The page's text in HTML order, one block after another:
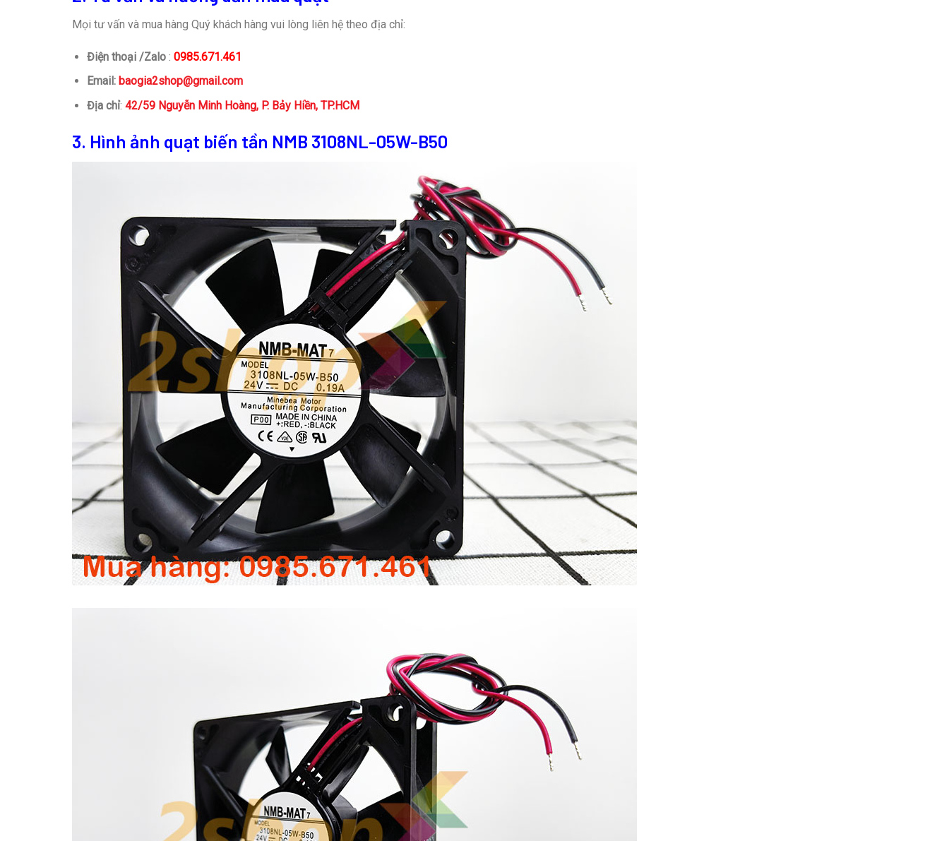
Mọi tư vấn và mua hàng Quý khách hàng vui lòng liên hệ theo địa chỉ:
Điện thoại /Zalo: 0985.671.461
Email: baogia2shop@gmail.com
Địa chỉ: 42/59 Nguyễn Minh Hoàng, P. Bảy Hiền, TP.HCM
3. Hình ảnh quạt biến tần NMB 3108NL-05W-B50